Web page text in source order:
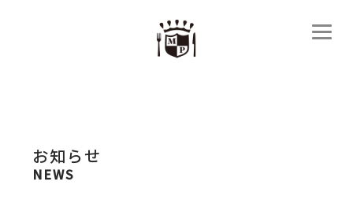
お知らせ
NEWS